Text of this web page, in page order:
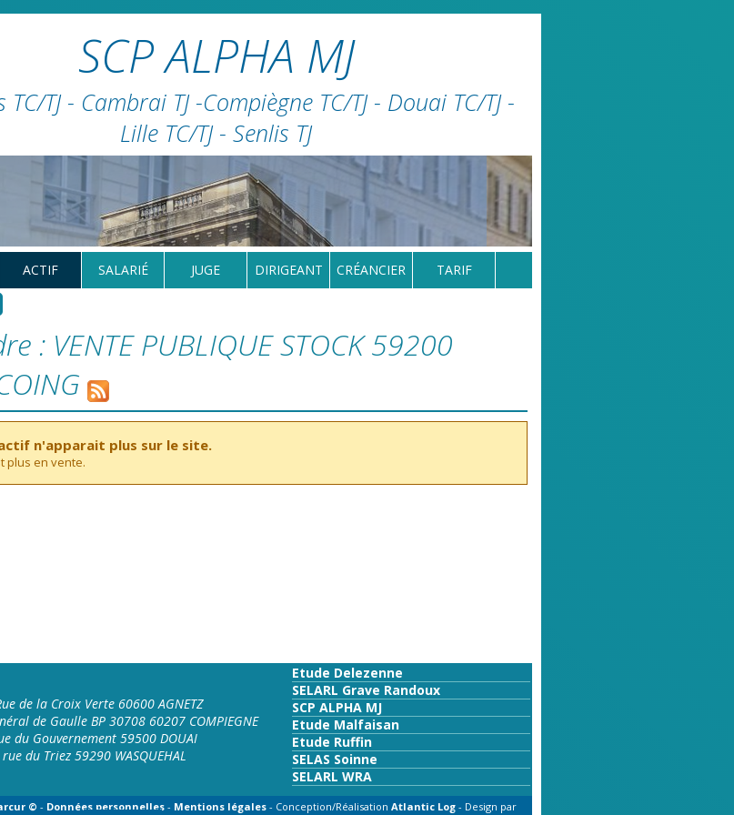
SCP ALPHA MJ
TC/TJ - Cambrai TJ -Compiègne TC/TJ - Douai TC/TJ -
Lille TC/TJ - Senlis TJ
ACTIF SALARIÉ JUGE DIRIGEANT CRÉANCIER TARIF
: VENTE PUBLIQUE STOCK 59200
n'apparait plus sur le site.
plus en vente.
de la Croix Verte 60600 AGNETZ
de Gaulle BP 30708 60207 COMPIEGNE
du Gouvernement 59500 DOUAI
du Triez 59290 WASQUEHAL
Etude Delezenne
SELARL Grave Randoux
SCP ALPHA MJ
Etude Malfaisan
Etude Ruffin
SELAS Soinne
SELARL WRA
© - Données personnelles - Mentions légales - Conception/Réalisation Atlantic Log - Design par